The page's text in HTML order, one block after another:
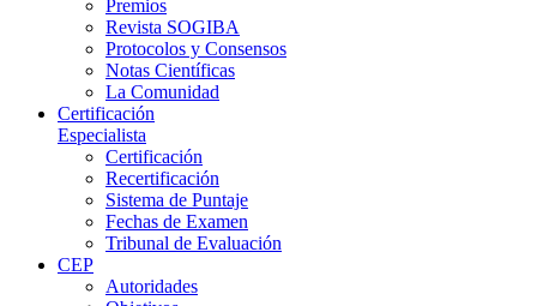
Premios
Revista SOGIBA
Protocolos y Consensos
Notas Científicas
La Comunidad
Certificación
Especialista
Certificación
Recertificación
Sistema de Puntaje
Fechas de Examen
Tribunal de Evaluación
CEP
Autoridades